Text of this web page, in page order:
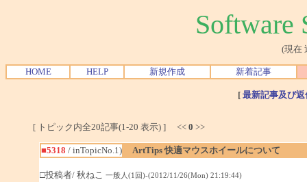
Software
(現在
HOME HELP 新規作成 新着記事
[ 最新記事及び
[ トピック内全20記事(1-20 表示) ] << 0 >>
■5318 / inTopicNo.1) ArtTips 快適マウスホイールについて
□投稿者/ 秋ねこ 一般人(1回)-(2012/11/26(Mon) 21:19:44)